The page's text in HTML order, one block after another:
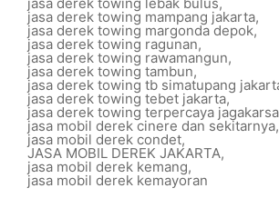
jasa derek towing mampang jakarta,
jasa derek towing margonda depok,
jasa derek towing ragunan,
jasa derek towing rawamangun,
jasa derek towing tambun,
jasa derek towing tb simatupang
jasa derek towing tebet jakarta,
jasa derek towing terpercaya jagakarsa
jasa mobil derek cinere dan sekitarnya,
jasa mobil derek condet,
JASA MOBIL DEREK JAKARTA,
jasa mobil derek kemang,
jasa mobil derek kemayoran